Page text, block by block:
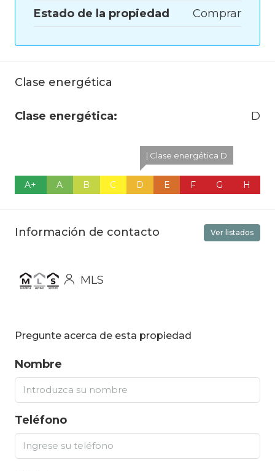
Estado de la propiedad
Comprar
Clase energética
Clase energética: D
A+ A B C
| Clase energética D
D E F G H
Información de contacto Ver listados
MLS
Pregunte acerca de esta propiedad
Nombre
Teléfono